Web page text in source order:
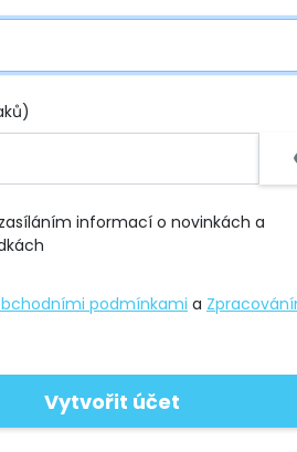
informací o novinkách a
podmínkami a